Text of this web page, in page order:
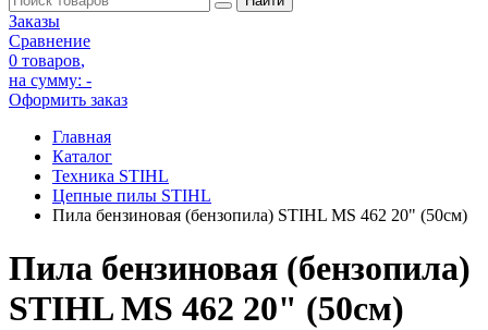
Заказы
Сравнение
0 товаров,
на сумму: -
Оформить заказ
Главная
Каталог
Техника STIHL
Цепные пилы STIHL
Пила бензиновая (бензопила) STIHL MS 462 20" (50см)
Пила бензиновая (бензопила)
STIHL MS 462 20" (50см)